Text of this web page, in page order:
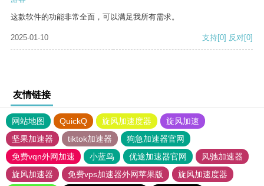
这款软件的功能非常全面，可以满足我所有需求。
2025-01-10 支持[0] 反对[0]
友情链接
网站地图 QuickQ 旋风加速度器
旋风加速
坚果加速器
tiktok加速器
狗急加速器官网
免费vqn外网加速
小蓝鸟 优途加速器官网
风驰加速器
旋风加速器
免费vps加速器外网苹果版
旋风加速度器